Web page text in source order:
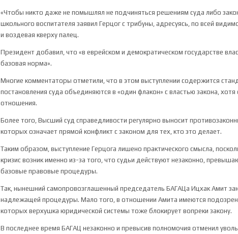
«Чтобы никто даже не помышлял не подчиняться решениям суда либо
школьного воспитателя заявил Герцог с трибуны, адресуясь, по всей
и воздевая кверху палец.
Президент добавил, что «в еврейском и демократическом государстве
базовая норма».
Многие комментаторы отметили, что в этом выступлении содержится
постановления суда объединяются в «один флакон» с властью закона,
отношения.
Более того, Высший суд справедливости регулярно выносит
которых означает прямой конфликт с законом для тех, кто это делает.
Таким образом, выступление Герцога лишено практического смысла,
кризис возник именно из-за того, что судьи действуют незаконно,
базовые правовые процедуры.
Так, нынешний самопровозглашенный председатель БАГАЦа Ицхак Амит
надлежащей процедуры. Мало того, в отношении Амита имеются
которых верхушка юридической системы тоже блокирует вопреки закону.
В последнее время БАГАЦ незаконно и превысив полномочия отменил